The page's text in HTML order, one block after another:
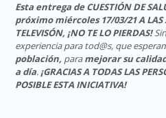
Esta entrega de CUESTIÓN DE
próximo miércoles 17/03/21 A LAS
TELEVISÓN, ¡NO TE LO PIERDAS!
experiencia para tod@s, que
población, paramejorar su
a día. ¡GRACIAS A TODAS LAS
POSIBLE ESTA INICIATIVA!